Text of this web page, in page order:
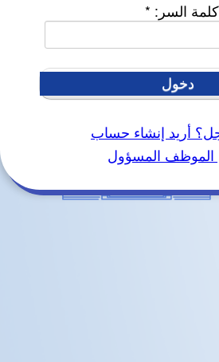
كلمة السر: *
دخول
أريد إنشاء حساب
الموظف المسؤول